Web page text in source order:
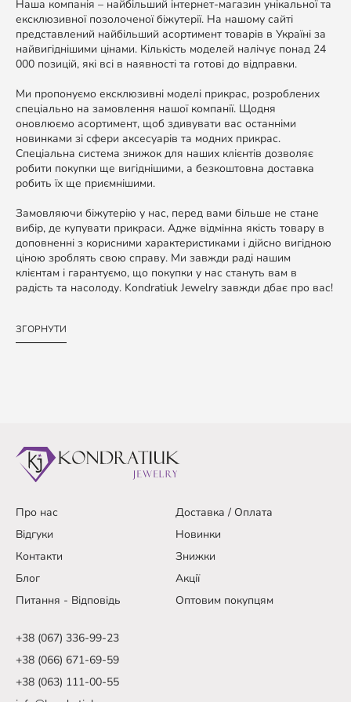
Наша компанія – найбільший інтернет-магазин унікальної та
ексклюзивної позолоченої біжутерії. На нашому сайті
представлений найбільший асортимент товарів в Україні за
найвигіднішими цінами. Кількість моделей налічує понад 24
000 позицій, які всі в наявності та готові до відправки.
Ми пропонуємо ексклюзивні моделі прикрас, розроблених
спеціально на замовлення нашої компанії. Щодня
оновлюємо асортимент, щоб здивувати вас останніми
новинками зі сфери аксесуарів та модних прикрас.
Спеціальна система знижок для наших клієнтів дозволяє
робити покупки ще вигіднішими, а безкоштовна доставка
робить їх ще приємнішими.
Замовляючи біжутерію у нас, перед вами більше не стане
вибір, де купувати прикраси. Адже відмінна якість товару в
доповненні з корисними характеристиками і дійсно вигідною
ціною зроблять свою справу. Ми завжди раді нашим
клієнтам і гарантуємо, що покупки у нас стануть вам в
радість та насолоду. Kondratiuk Jewelry завжди дбає про вас!
ЗГОРНУТИ
Про нас
Доставка / Оплата
Відгуки
Новинки
Контакти
Знижки
Блог
Акції
Питання - Відповідь
Оптовим покупцям
+38 (067) 336-99-23
+38 (066) 671-69-59
+38 (063) 111-00-55